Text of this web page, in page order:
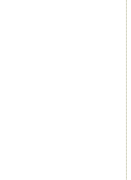
Canon PFI-2700R Rojo 700ml.